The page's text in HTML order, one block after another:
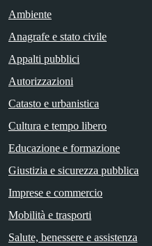
Ambiente
Anagrafe e stato civile
Appalti pubblici
Autorizzazioni
Catasto e urbanistica
Cultura e tempo libero
Educazione e formazione
Giustizia e sicurezza pubblica
Imprese e commercio
Mobilità e trasporti
Salute, benessere e assistenza